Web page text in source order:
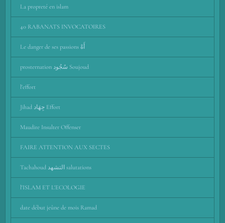
La propreté en islam
40 RABANATS INVOCATOIRES
Le danger de ses passions أَهْ
prosternation سُجُود Soujoud
l'effort
Jihad جِهَاد Effort
Maudire Insulter Offenser
FAIRE ATTENTION AUX SECTES
Tachahoud التشهد salutations
l'ISLAM ET L'ECOLOGIE
date début jeûne de mois Ramad